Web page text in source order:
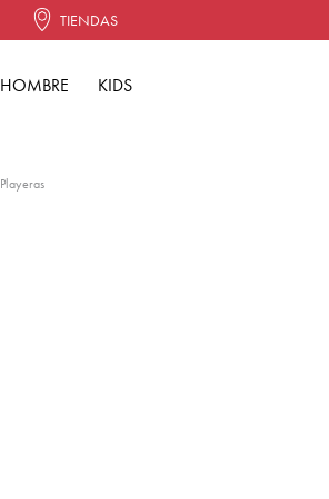
TIENDAS
HOMBRE KIDS
Playeras